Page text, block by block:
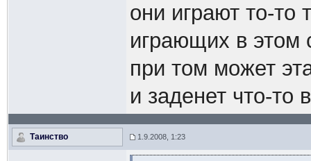
они играют то-
играющих в этом
при том может
и заденет что-то
Таинство 1.9.2008, 1:23